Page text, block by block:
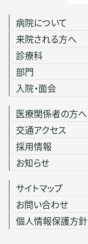
病院について
来院される方へ
診療科
部門
入院・面会
医療関係者の方へ
交通アクセス
採用情報
お知らせ
サイトマップ
お問い合わせ
個人情報保護方針